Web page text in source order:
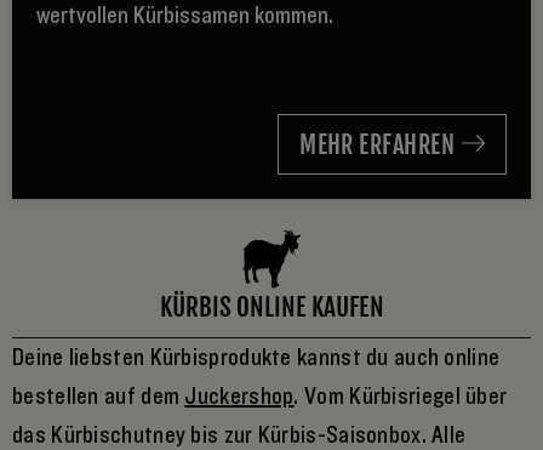
wertvollen Kürbissamen kommen.
MEHR ERFAHREN
KÜRBIS ONLINE KAUFEN
Deine liebsten Kürbisprodukte kannst du auch online
bestellen auf dem Juckershop. Vom Kürbisriegel über
das Kürbischutney bis zur Kürbis-Saisonbox. Alle